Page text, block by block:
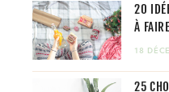
20
À
18
25